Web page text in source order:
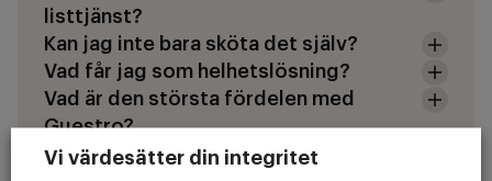
listtjänst?
Kan jag inte bara sköta det själv?
Vad får jag som helhetslösning?
Vad är den största fördelen med
Guestro?
Vi värdesätter din integritet